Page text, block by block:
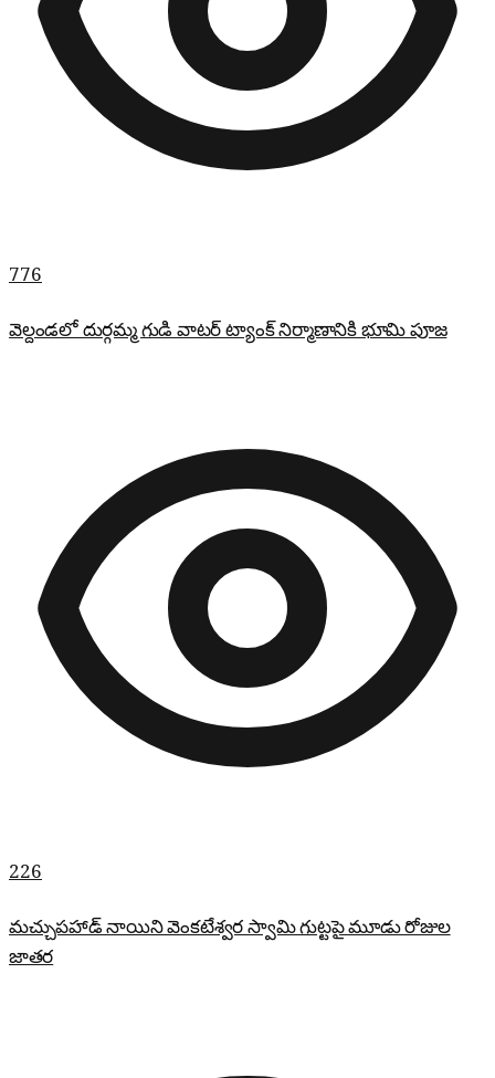
776
వెల్దండలో దుర్గమ్మ గుడి వాటర్ ట్యాంక్ నిర్మాణానికి భూమి పూజ
226
మచ్చుపహాడ్ నాయిని వెంకటేశ్వర స్వామి గుట్టపై మూడు రోజుల
జాతర